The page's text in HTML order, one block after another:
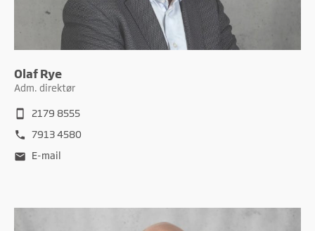
Olaf Rye
Adm. direktør
smartphone
2179 8555
phone
7913 4580
mail E-mail